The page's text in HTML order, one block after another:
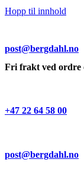
Hopp til innhold
post@bergdahl.no
Fri frakt ved ordre
+47 22 64 58 00
post@bergdahl.no